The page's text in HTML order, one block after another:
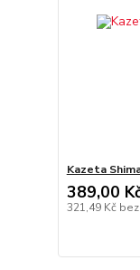
Kazeta
389,00
321,49 Kč